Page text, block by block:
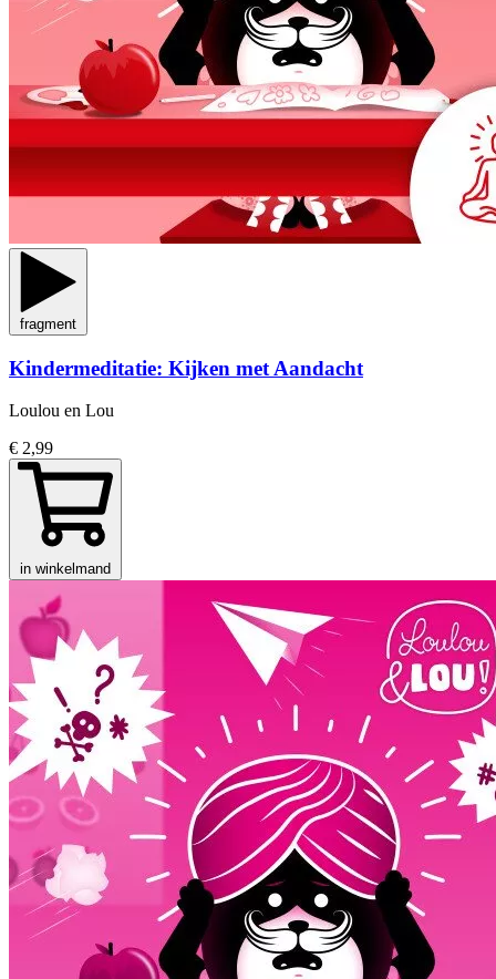
fragment
Kindermeditatie: Kijken met Aandacht
Loulou en Lou
€ 2,99
in winkelmand